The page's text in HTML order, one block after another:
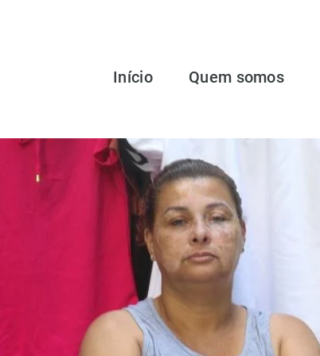
Início Quem somos